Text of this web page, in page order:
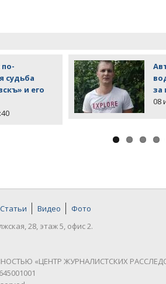
судьба
и его
за
08
Статьи Видео
Фото
28, этаж 5, офис 2.
«ЦЕНТР ЖУРНАЛИСТСКИХ